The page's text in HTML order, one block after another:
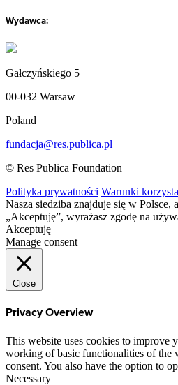
Wydawca:
Gałczyńskiego 5
00-032 Warsaw
Poland
fundacja@res.publica.pl
© Res Publica Foundation
Polityka prywatności Warunki
Nasza siedziba znajduje się w
„Akceptuję”, wyrażasz zgodę na
Akceptuję
Manage consent
Close
Privacy Overview
This website uses cookies to improve
working of basic functionalities of the
consent. You also have the option to
Necessary